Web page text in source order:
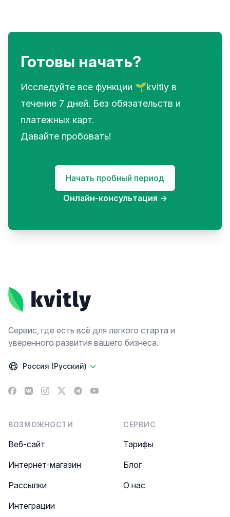
Готовы начать?
Исследуйте все функции 🌱kvitly в
течение 7 дней. Без обязательств и
платежных карт.
Давайте пробовать!
Начать пробный период
Онлайн-консультация →
Сервис, где есть всё для легкого старта и
уверенного развития вашего бизнеса.
Россия (Русский)
Facebook
VK Instagram
X TelegramYouTube
ВОЗМОЖНОСТИ
Веб-сайт
Интернет-магазин
Рассылки
Интеграции
СЕРВИС
Тарифы
Блог
О нас